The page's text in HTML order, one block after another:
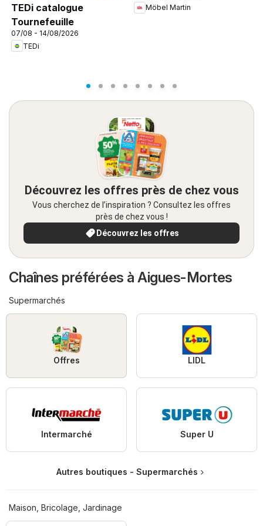
TEDi catalogue
Tournefeuille
07/08 - 14/08/2026
TEDi
Möbel Martin
Découvrez les offres près de chez vous
Vous cherchez de l’inspiration ? Consultez les offres
près de chez vous !
Découvrez les offres
Chaînes préférées à Aigues-Mortes
Supermarchés
Offres LIDL
Intermarché Super U
Autres boutiques - Supermarchés
Maison, Bricolage, Jardinage